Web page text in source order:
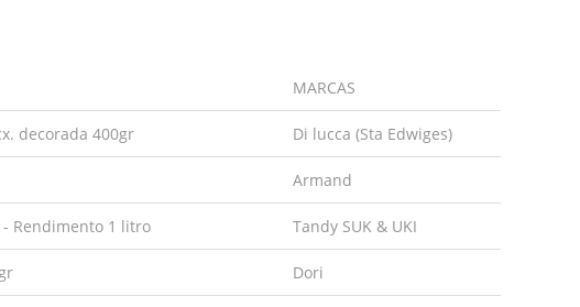
MARCAS
decorada 400gr Di lucca (Sta Edwiges)
Armand
- Rendimento 1 litro Tandy SUK & UKI
Dori